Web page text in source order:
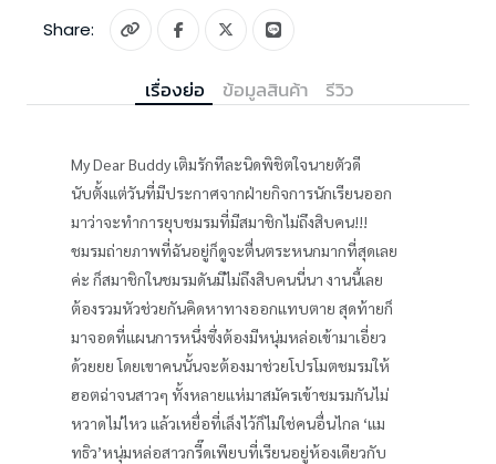
Share:
เรื่องย่อ ข้อมูลสินค้า รีวิว
My Dear Buddy เติมรักทีละนิดพิชิตใจนายตัวดี
นับตั้งแต่วันที่มีประกาศจากฝ่ายกิจการนักเรียนออก
มาว่าจะทำการยุบชมรมที่มีสมาชิกไม่ถึงสิบคน!!!
ชมรมถ่ายภาพที่ฉันอยู่ก็ดูจะตื่นตระหนกมากที่สุดเลย
ค่ะ ก็สมาชิกในชมรมดันมีไม่ถึงสิบคนนี่นา งานนี้เลย
ต้องรวมหัวช่วยกันคิดหาทางออกแทบตาย สุดท้ายก็
มาจอดที่แผนการหนึ่งซึ่งต้องมีหนุ่มหล่อเข้ามาเอี่ยว
ด้วยยย โดยเขาคนนั้นจะต้องมาช่วยโปรโมตชมรมให้
ฮอตฉ่าจนสาวๆ ทั้งหลายแห่มาสมัครเข้าชมรมกันไม่
หวาดไม่ไหว แล้วเหยื่อที่เล็งไว้ก็ไม่ใช่คนอื่นไกล ‘แม
ทธิว’หนุ่มหล่อสาวกรี๊ดเพียบที่เรียนอยู่ห้องเดียวกับ